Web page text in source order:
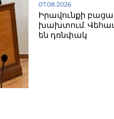
07.08.2026
Իրավունքի
խախտում.
են դռնփակ